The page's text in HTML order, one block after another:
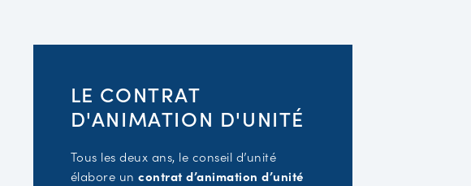
LE CONTRAT
D'ANIMATION D'UNITÉ
Tous les deux ans, le conseil d’unité
élabore uncontrat d’animation d’unité